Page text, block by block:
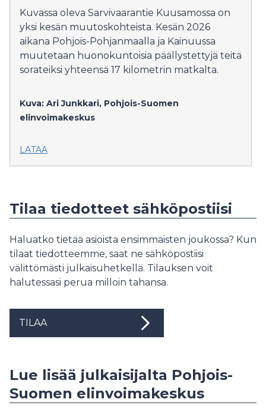
Kuvassa oleva Sarvivaarantie Kuusamossa on
yksi kesän muutoskohteista. Kesän 2026
aikana Pohjois-Pohjanmaalla ja Kainuussa
muutetaan huonokuntoisia päällystettyjä teitä
sorateiksi yhteensä 17 kilometrin matkalta.
Kuva: Ari Junkkari, Pohjois-Suomen
elinvoimakeskus
LATAA
Tilaa tiedotteet sähköpostiisi
Haluatko tietää asioista ensimmäisten joukossa? Kun
tilaat tiedotteemme, saat ne sähköpostiisi
välittömästi julkaisuhetkellä. Tilauksen voit
halutessasi perua milloin tahansa.
TILAA
Lue lisää julkaisijalta Pohjois-
Suomen elinvoimakeskus